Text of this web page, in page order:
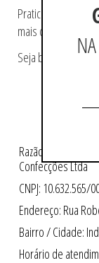
Praticidade e
mais de 60 anos.
Seja bem-vindo a
Razão Social:
Confecções Ltda
CNPJ: 10.632.565/
Endereço: Rua
Bairro / Cidade:
Horário de